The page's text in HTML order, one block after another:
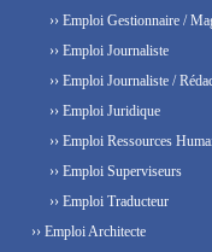
›› Emploi Gestionnaire /
›› Emploi Journaliste
›› Emploi Journaliste /
›› Emploi Juridique
›› Emploi Ressources
›› Emploi Superviseurs
›› Emploi Traducteur
›› Emploi Architecte